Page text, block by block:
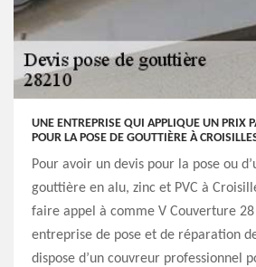
UNE ENTREPRISE QUI APPLIQUE UN PRIX
POUR LA POSE DE GOUTTIÈRE À
Pour avoir un devis pour la pose ou
gouttière en alu, zinc et PVC à
faire appel à comme V Couverture
entreprise de pose et de réparation
dispose d’un couvreur professionnel